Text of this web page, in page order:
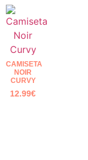
CAMISETA
NOIR
CURVY
12.99€